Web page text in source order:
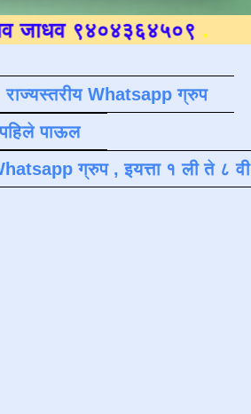
.
राज्यस्तरीय Whatsapp ग्रुप
पहिले पाऊल
ग्रुप , इयत्ता १ ली ते ८ वी